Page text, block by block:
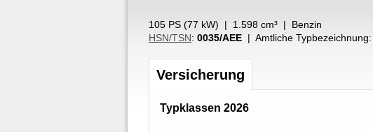
105 PS (77 kW) | 1.598 cm³ | Benzin
HSN/TSN: 0035/AEE | Amtliche Typbezeichnung: „
Versicherung
Typklassen 2026